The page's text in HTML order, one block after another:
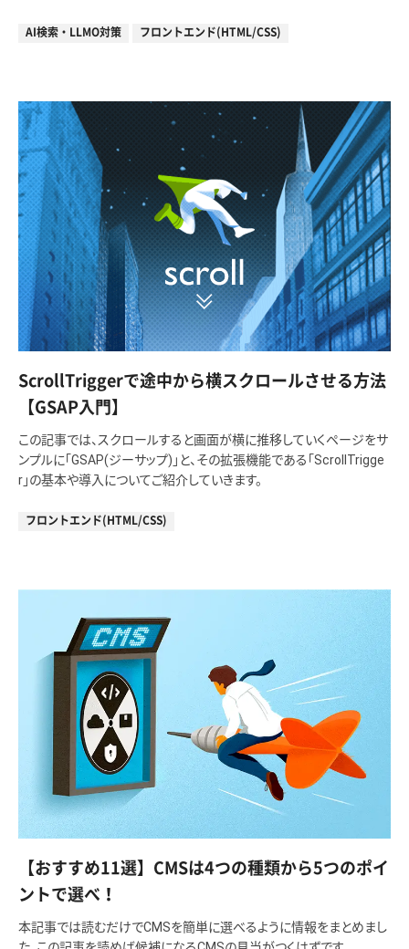
AI検索・LLMO対策 フロントエンド(HTML/CSS)
ScrollTriggerで途中から横スクロールさせる方法
【GSAP入門】
この記事では、スクロールすると画面が横に推移していくページをサ
ンプルに「GSAP(ジーサップ)」と、その拡張機能である「ScrollTrigge
r」の基本や導入についてご紹介していきます。
フロントエンド(HTML/CSS)
【おすすめ11選】CMSは4つの種類から5つのポイ
ントで選べ！
本記事では読むだけでCMSを簡単に選べるように情報をまとめまし